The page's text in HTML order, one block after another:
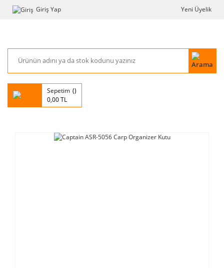
Giriş Yap Yeni Üyelik
Sepetim
0,00 TL